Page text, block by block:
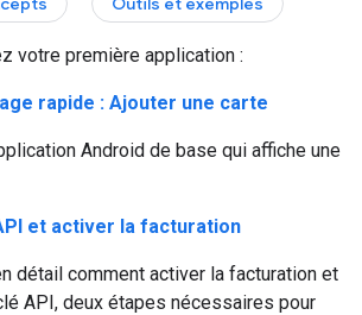
votre première application :
rapide : Ajouter une carte
Android de base qui affiche une
et activer la facturation
détail comment activer la facturation et
API, deux étapes nécessaires pour